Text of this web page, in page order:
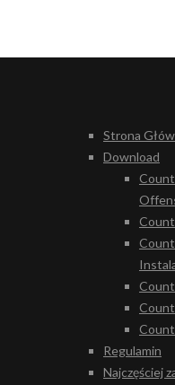
Strona
Download
Regulamin
Najczęściej